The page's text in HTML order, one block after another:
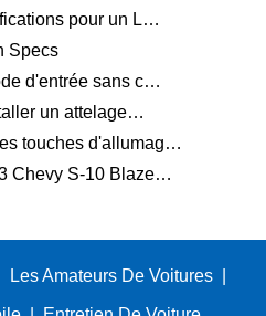
pour un L…
Specs
d'entrée sans c…
un attelage…
touches d'allumag…
Chevy S-10 Blaze…
Les Amateurs De Voitures